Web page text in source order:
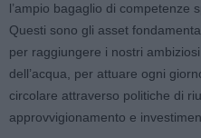
l’ampio bagaglio di competenze
Questi sono gli asset
per raggiungere i nostri
dell’acqua, per attuare ogni
circolare attraverso politiche di
approvvigionamento e